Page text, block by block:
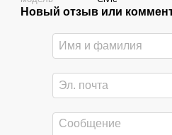
Новый отзыв или